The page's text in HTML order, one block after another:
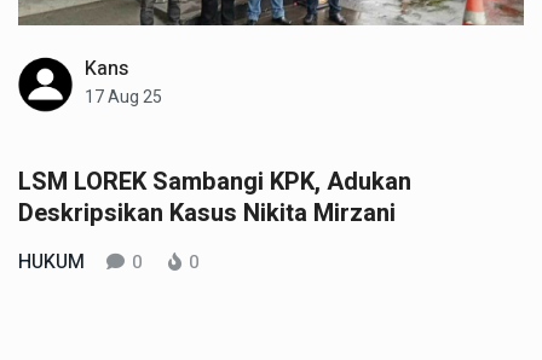
Kans
17 Aug 25
LSM LOREK Sambangi KPK, Adukan
Deskripsikan Kasus Nikita Mirzani
HUKUM 0 0